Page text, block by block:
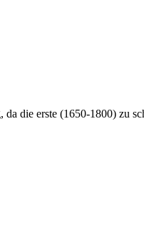
die erste (1650-1800) zu